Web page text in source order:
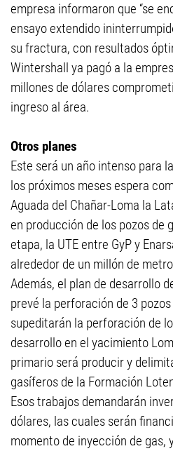
empresa informaron que “se
ensayo extendido
su fractura, con resultados
Wintershall ya pagó a la
millones de dólares
ingreso al área.
Otros planes
Este será un año intenso para
los próximos meses espera
Aguada del Chañar-Loma la
en producción de los pozos de
etapa, la UTE entre GyP y
alrededor de un millón de
Además, el plan de desarrollo
prevé la perforación de 3
supeditarán la perforación de
desarrollo en el yacimiento
primario será producir y
gasíferos de la Formación
Esos trabajos demandarán
dólares, las cuales serán
momento de inyección de gas,